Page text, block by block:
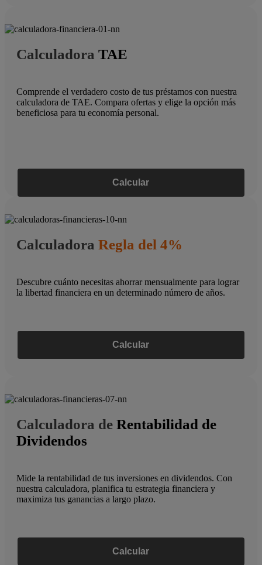
Calculadora TAE
Comprende el verdadero costo de tus préstamos con nuestra
calculadora de TAE. Compara ofertas y elige la opción más
beneficiosa para tu economía personal.
Calcular
Calculadora Regla del 4%
Descubre cuánto necesitas ahorrar mensualmente para lograr
la libertad financiera en un determinado número de años.
Calcular
Calculadora de Rentabilidad de
Dividendos
Mide la rentabilidad de tus inversiones en dividendos. Con
nuestra calculadora, planifica tu estrategia financiera y
maximiza tus ganancias a largo plazo.
Calcular